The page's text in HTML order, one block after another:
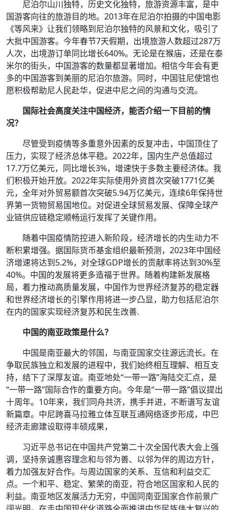
尼泊尔山川独特，历史文化独特，旅游资源丰富，是中
国游客向往的旅游目的地。2013年在尼泊尔拍摄的中国电影
《等风来》让我们领略到尼泊尔独特的风景和文化，吸引了
大批中国游客。今年春节7天假期，出境旅游人数超过287万
人次，出境游订单同比增长640%。无论是在猴庙，还是在泰
米尔的街头，中国游客的数量都显著增加。相信今年会有更
多的中国游客到美丽的尼泊尔旅游。同时，中国驻尼使馆也
愿积极帮助尼人民赴华，促进中尼之间的沟通与交流。
国际社会高度关注中国经济，能否介绍一下目前的情
况？
尽管受到疫情等多重意外因素的反复冲击，中国顶住了
压力，实现了经济总体平稳。2022年，国内生产总值超过
17.7万亿美元，同比增长3%，增速快于多数主要经济体。我
们积极开始开放。2022年实际使用外资首次突破1771亿美
元，全年对外贸易额首次突破5.94万亿美元，连续6年保持世
界第一货物贸易国地位。对促进全球贸易发展、保障全球产
业链供应链稳定顺畅运行发挥了关键作用。
随着中国疫情防控进入新阶段，经济增长的内生动力不
断积累增强。据国际货币基金组织最新预测，2023年中国经
济增速将达到5.2%，对全球GDP增长的贡献率将达到30%至
40%。中国的发展将更多造福于世界。随着构建新发展格
局，着力推动高质量发展，中国作为世界经济复苏的稳定器
和世界经济增长的引擎作用将进一步凸显，助力包括尼泊尔
在内的国家实现经济复苏和民生改善.
中国的南亚政策是什么？
中国是南亚最大的邻国，与南亚国家交往源远流长。在
争取民族独立和发展的进程中，我们始终相互理解、相互支
持，结下了深厚友谊。南亚地处“一带一路”海陆交汇点，是
“一带一路”国际合作的重要方向。今年是“一带一路”倡议提出
十周年。10年来，我们同舟共济，携手并进，不断谱写友谊
新篇章。中尼跨喜马拉雅立体互联互通网络逐步形成，中巴
经济走廊建设取得丰硕成果，
习近平总书记在中国共产党第二十次全国代表大会上强
调，坚持亲诚惠容理念和与邻为善、以邻为伴的周边方针，
着力加强友好合作。与周边国家的关系、互信和利益交汇
点。一个和平、稳定、繁荣的南亚，符合地区国家和人民的
利益。南亚地区发展活力无穷，中国同南亚国家合作前景广